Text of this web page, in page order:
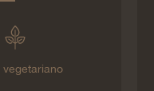
vegetariano